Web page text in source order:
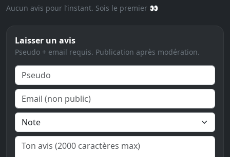
Aucun avis pour l’instant. Sois le premier 👀
Laisser un avis
Pseudo + email requis. Publication après modération.